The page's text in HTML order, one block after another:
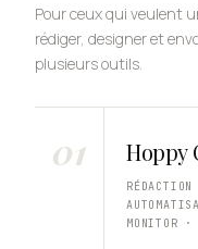
Pour ceux qui veulent
rédiger, designer et
plusieurs outils.
01 Hoppy
MONITOR ·